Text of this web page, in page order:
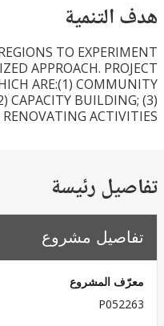
REGIONS TO
APPROACH.
WHICH ARE:(1)
(2) CAPACITY
RENOVATING
رئيسة
مشروع
المشروع